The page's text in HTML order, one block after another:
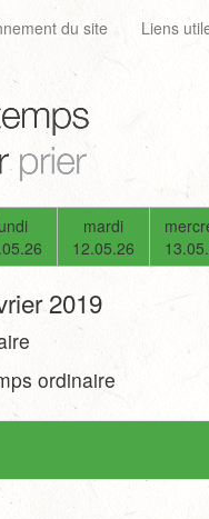
du site Liens
mardi
12.05.26
2019
ordinaire